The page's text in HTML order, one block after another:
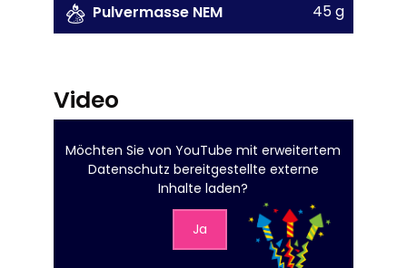
Pulvermasse NEM
45 g
Video
Möchten Sie vonYouTube mit erweitertem
Datenschutz bereitgestellte externe
Inhalte laden?
Ja